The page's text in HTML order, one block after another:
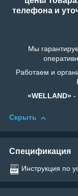
телефона и
Мы
Работаем и
«WELLAND»-
Скрыть
Спецификация
Инструкция по